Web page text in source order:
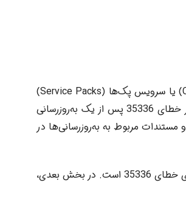
گاهی اوقات، نصب به‌روزرسانی‌های تجمعی (Cumulative Updates – CU) یا سرویس پک‌ها (Service Packs)
می‌تواند مشکلات جدیدی را ایجاد کند یا باگ‌های موجود را حل کند. اگر خطای 35336 پس از یک به‌روزرسانی
ظاهر شد، ممکن است به آن مرتبط باشد. بررسی لاگ‌های SQL Server و مستندات مربوط به به‌روزرسانی‌ها در
درک این علل، گام اساسی در تشخیص و انتخاب روش درمانی مناسب برای خطای 35336 است. در بخش بعدی،